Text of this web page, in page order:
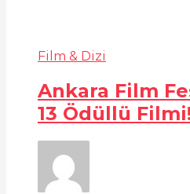
Film & Dizi
Ankara Film
13 Ödüllü